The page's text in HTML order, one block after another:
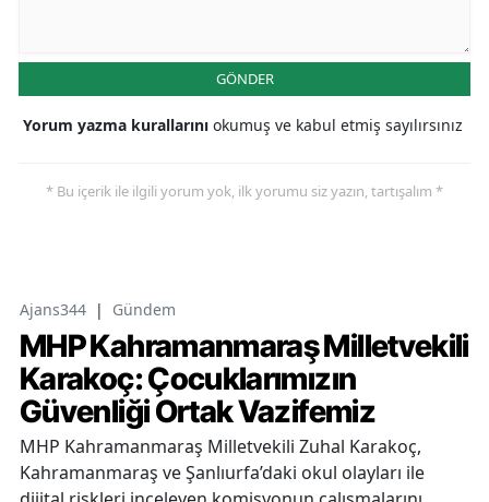
GÖNDER
Yorum yazma kurallarını okumuş ve kabul etmiş sayılırsınız
* Bu içerik ile ilgili yorum yok, ilk yorumu siz yazın, tartışalım *
Ajans344 | Gündem
MHP Kahramanmaraş Milletvekili
Karakoç: Çocuklarımızın
Güvenliği Ortak Vazifemiz
MHP Kahramanmaraş Milletvekili Zuhal Karakoç,
Kahramanmaraş ve Şanlıurfa’daki okul olayları ile